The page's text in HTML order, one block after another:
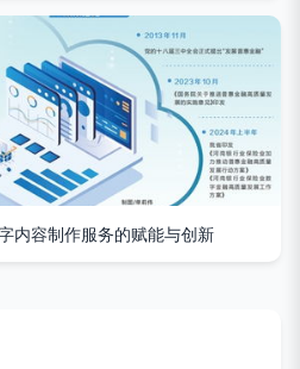
内容制作服务的赋能与创新